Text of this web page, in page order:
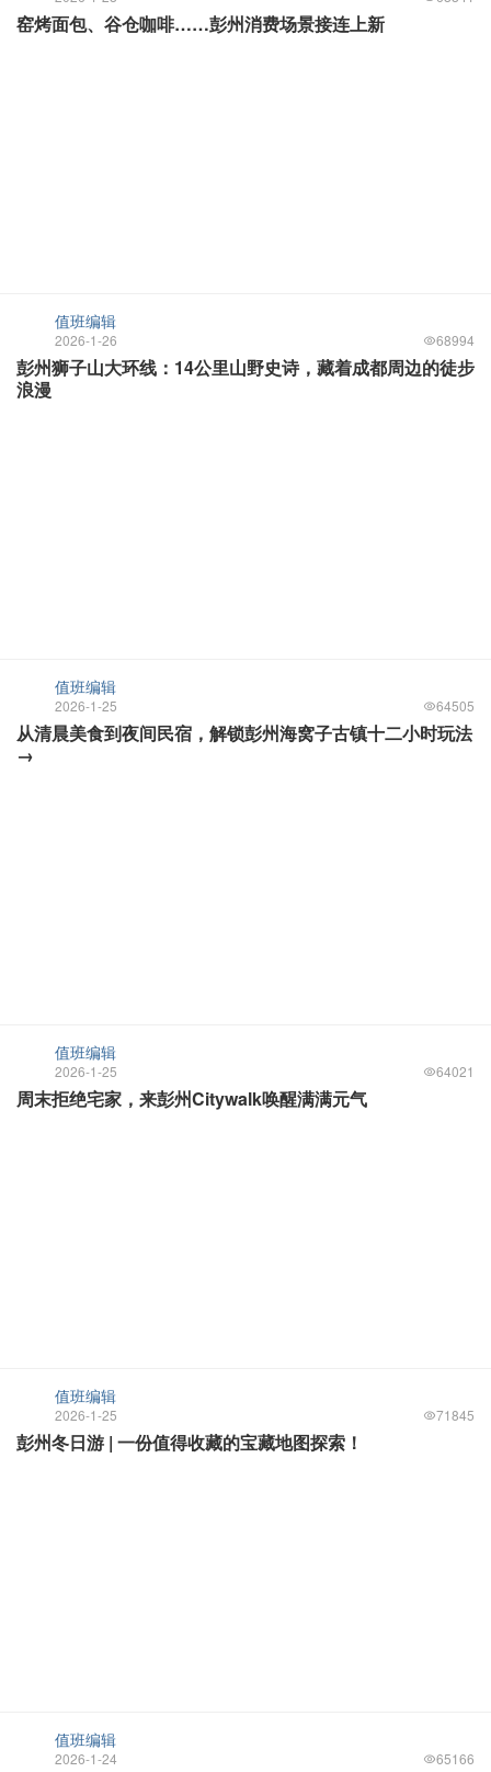
窑烤面包、谷仓咖啡……彭州消费场景接连上新
值班编辑
2026-1-26 68994
彭州狮子山大环线：14公里山野史诗，藏着成都周边的徒步
浪漫
值班编辑
2026-1-25 64505
从清晨美食到夜间民宿，解锁彭州海窝子古镇十二小时玩法
→
值班编辑
2026-1-25 64021
周末拒绝宅家，来彭州Citywalk唤醒满满元气
值班编辑
2026-1-25 71845
彭州冬日游 | 一份值得收藏的宝藏地图探索！
值班编辑
2026-1-24 65166